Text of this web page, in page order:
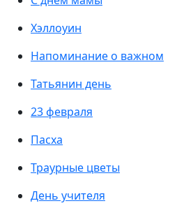
Хэллоуин
Напоминание о важном
Татьянин день
23 февраля
Пасха
Траурные цветы
День учителя